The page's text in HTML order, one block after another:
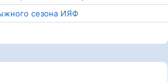
сезона ИЯФ